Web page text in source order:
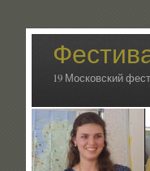
19 Московский